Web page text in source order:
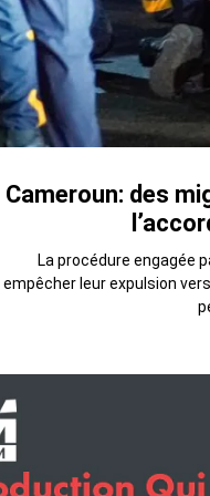
Cameroun: des
La procédure engagée
empêcher leur expulsion